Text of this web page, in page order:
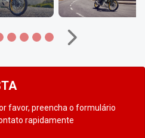
favor, preencha o formulário
rapidamente
Próximo